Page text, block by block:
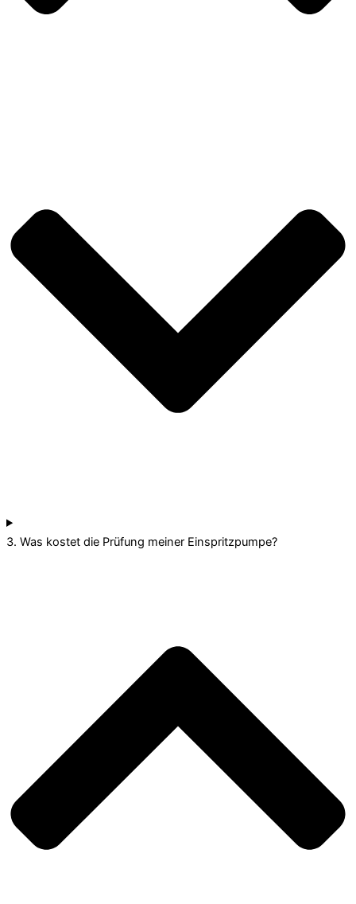
3. Was kostet die Prüfung meiner Einspritzpumpe?